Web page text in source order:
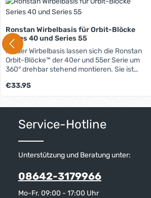
Ronstan Wirbelbasis für Orbit-Blöcke
Series 40 und Series 55
Mit der Wirbelbasis lassen sich die Ronstan
Orbit-Blöcke™ der 40er und 55er Serie um
360° drehbar stehend montieren. Sie ist
mit dem Loop-Top geeignet. Bei
Verwendung von Blöcken mit Schäkel-Top
wird diese Rolle einfach entfernt.
Regulärer Preis:
€33.95
Service-Hotline
Unterstützung und Beratung unter:
08642-3179966
Mo-Fr. 09:00 - 17:00 Uhr